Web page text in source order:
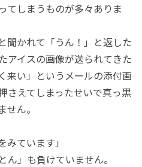
てしまうものが多々ありま
聞かれて「うん！」と返した
アイスの画像が送られてきた
来い」というメールの添付画
さえてしまったせいで真っ黒
ん。
ています」
」も負けていません。